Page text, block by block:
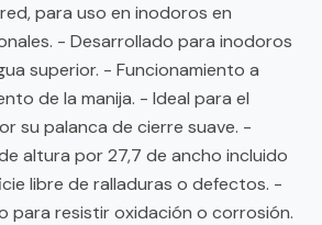
para uso en inodoros en
- Desarrollado para inodoros
superior. - Funcionamiento a
de la manija. - Ideal para el
su palanca de cierre suave. -
altura por 27,7 de ancho incluido
libre de ralladuras o defectos. -
para resistir oxidación o corrosión.